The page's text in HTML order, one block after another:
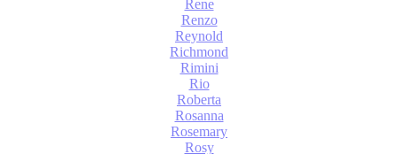
Rene
Renzo
Reynold
Richmond
Rimini
Rio
Roberta
Rosanna
Rosemary
Rosy